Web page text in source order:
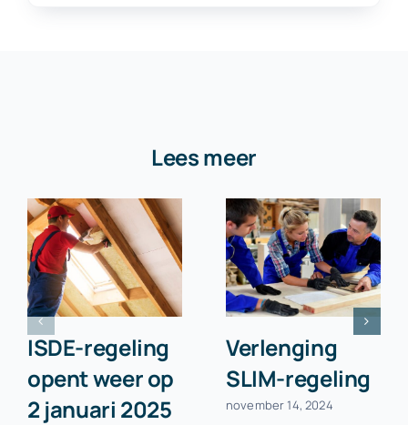
Lees meer
ISDE-regeling
opent weer op
2 januari 2025
Verlenging
SLIM-regeling
november 14, 2024